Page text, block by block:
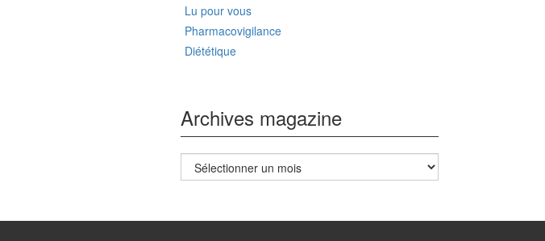
Lu pour vous
Pharmacovigilance
Diététique
Archives magazine
Archives
magazine